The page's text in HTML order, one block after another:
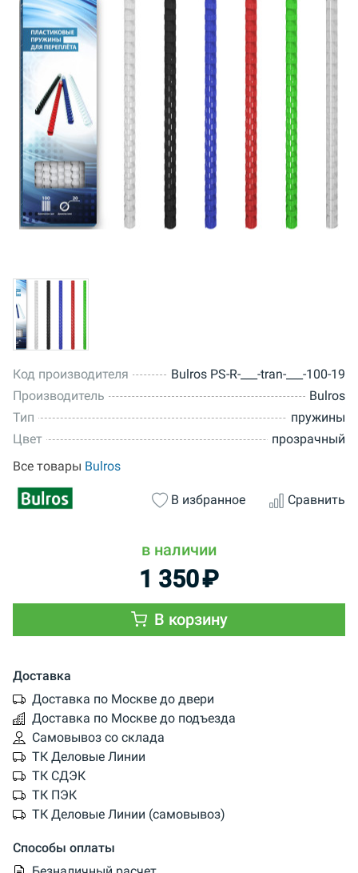
Код производителя
Bulros PS-R-___-tran-___-100-19
Производитель
Bulros
Тип
пружины
Цвет
прозрачный
Все товары Bulros
В избранное Сравнить
в наличии
1 350₽
В корзину
Доставка
Доставка по Москве до двери
Доставка по Москве до подъезда
Самовывоз со склада
ТК Деловые Линии
ТК СДЭК
ТК ПЭК
ТК Деловые Линии (самовывоз)
Способы оплаты